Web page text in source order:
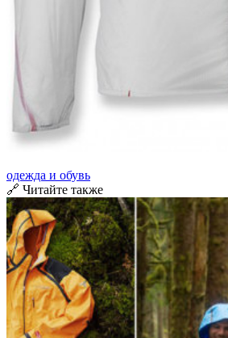
одежда и обувь
🔗 Читайте также